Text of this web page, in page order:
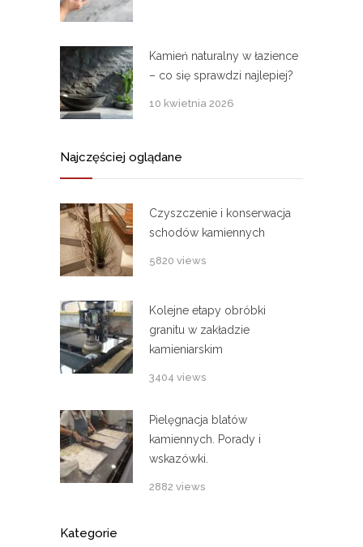
Kamień naturalny w łazience
– co się sprawdzi najlepiej?
10 kwietnia 2026
Najczęściej oglądane
Czyszczenie i konserwacja
schodów kamiennych
5820 views
Kolejne etapy obróbki
granitu w zakładzie
kamieniarskim
3404 views
Pielęgnacja blatów
kamiennych. Porady i
wskazówki.
2882 views
Kategorie